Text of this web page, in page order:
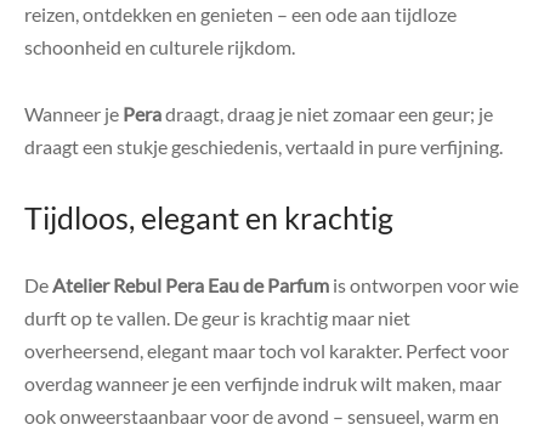
reizen, ontdekken en genieten – een ode aan tijdloze
schoonheid en culturele rijkdom.
Wanneer je Peradraagt, draag je niet zomaar een geur; je
draagt een stukje geschiedenis, vertaald in pure verfijning.
Tijdloos, elegant en krachtig
DeAtelier Rebul Pera Eau de Parfum is ontworpen voor wie
durft op te vallen. De geur is krachtig maar niet
overheersend, elegant maar toch vol karakter. Perfect voor
overdag wanneer je een verfijnde indruk wilt maken, maar
ook onweerstaanbaar voor de avond – sensueel, warm en